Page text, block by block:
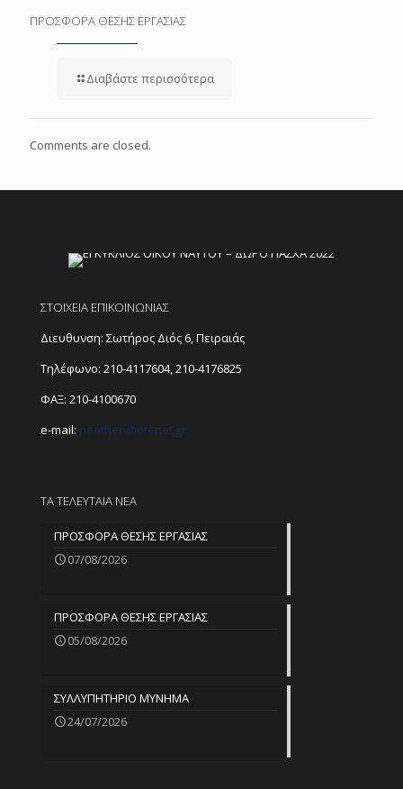
ΠΡΟΣΦΟΡΑ ΘΕΣΗΣ ΕΡΓΑΣΙΑΣ
Διαβάστε περισσότερα
Comments are closed.
ΣΤΟΙΧΕΙΑ ΕΠΙΚΟΙΝΩΝΙΑΣ
Διευθυνση: Σωτήρος Διός 6, Πειραιάς
Τηλέφωνο: 210-4117604,210-4176825
ΦΑΞ: 210-4100670
e-mail: peathen@otenet.gr
ΤΑ ΤΕΛΕΥΤΑΙΑ ΝΕΑ
ΠΡΟΣΦΟΡΑ ΘΕΣΗΣ ΕΡΓΑΣΙΑΣ
07/08/2026
ΠΡΟΣΦΟΡΑ ΘΕΣΗΣ ΕΡΓΑΣΙΑΣ
05/08/2026
ΣΥΛΛΥΠΗΤΗΡΙΟ ΜΥΝΗΜΑ
24/07/2026